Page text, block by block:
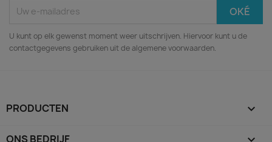
U kunt op elk gewenst moment weer uitschrijven. Hiervoor kunt u de
contactgegevens gebruiken uit de algemene voorwaarden.
PRODUCTEN 
ONS BEDRIJF